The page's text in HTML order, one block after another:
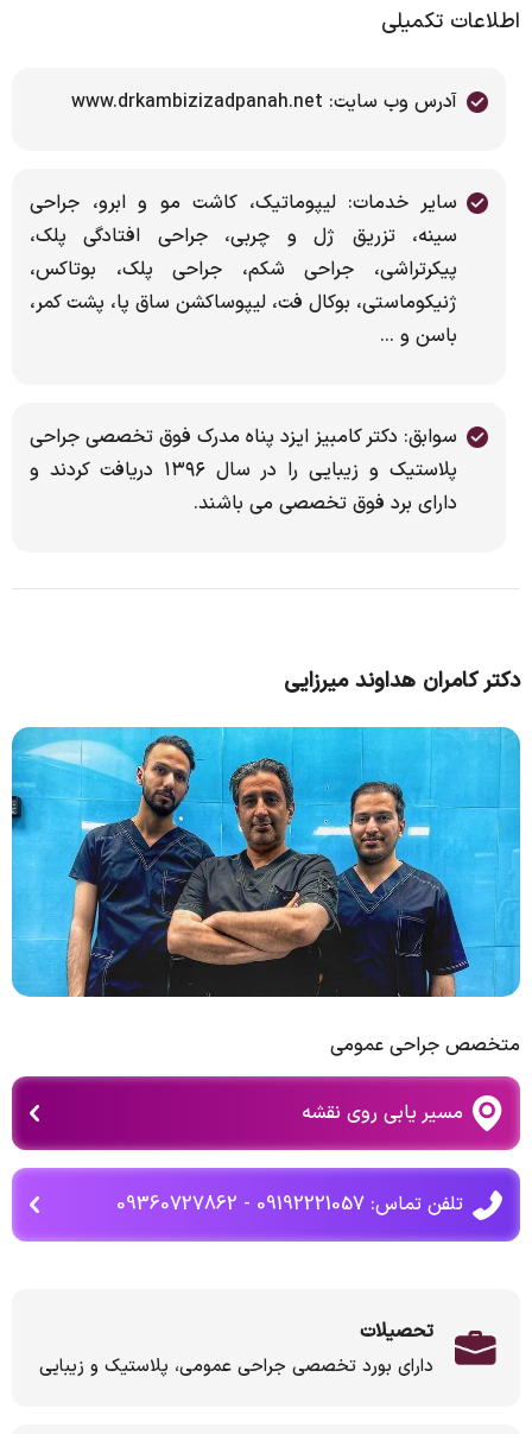
اطلاعات تکمیلی
آدرس وب سایت: www.drkambizizadpanah.net
سایر خدمات: لیپوماتیک، کاشت مو و ابرو، جراحی
سینه، تزریق ژل و چربی، جراحی افتادگی پلک،
پیکرتراشی، جراحی شکم، جراحی پلک، بوتاکس،
ژنیکوماستی، بوکال فت، لیپوساکشن ساق پا، پشت کمر،
باسن و ...
سوابق: دکتر کامبیز ایزد پناه مدرک فوق تخصصی جراحی
پلاستیک و زیبایی را در سال ۱۳۹۶ دریافت کردند و
دارای برد فوق تخصصی می باشند.
دکتر کامران هداوند میرزایی
متخصص جراحی عمومی
مسیر یابی روی نقشه
تلفن تماس: 09192221057 - 09360727862
تحصیلات
دارای بورد تخصصی جراحی عمومی، پلاستیک و زیبایی